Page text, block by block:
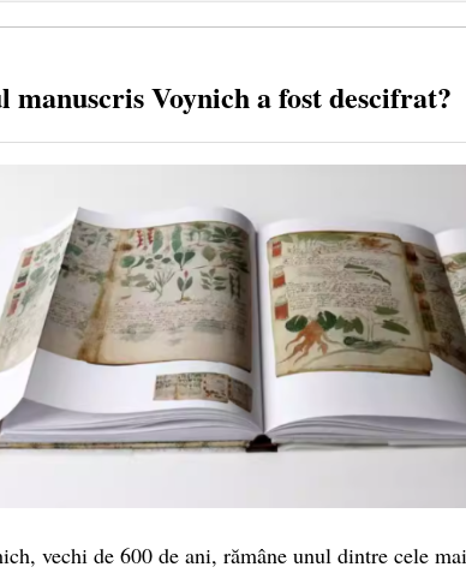
manuscris Voynich a fost descifrat?
vechi de 600 de ani, rămâne unul dintre cele